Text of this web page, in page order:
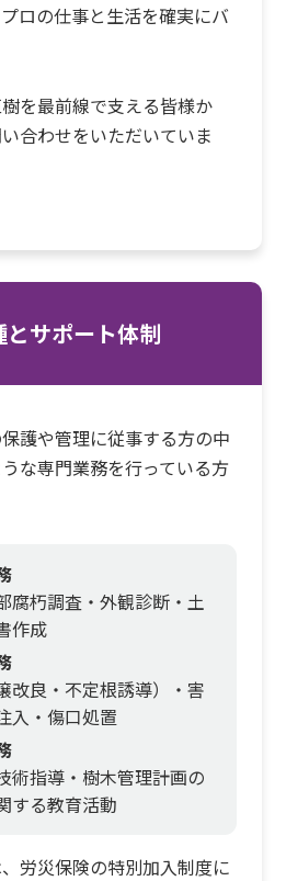
ロの仕事と生活を確実にバ
を最前線で支える皆様か
合わせをいただいていま
とサポート体制
護や管理に従事する方の中
な専門業務を行っている方
腐朽調査・外観診断・土
作成
改良・不定根誘導）・害
入・傷口処置
術指導・樹木管理計画の
する教育活動
労災保険の特別加入制度に